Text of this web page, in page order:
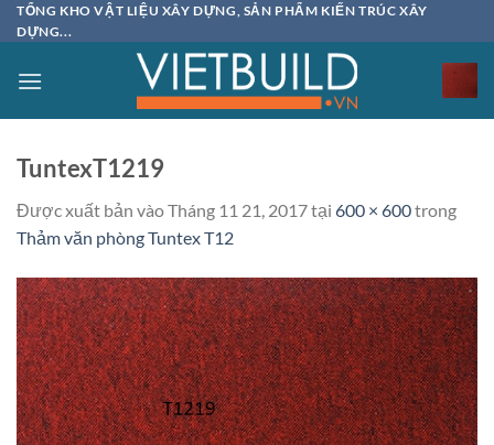
Bỏ
qua
dung
TỔNG KHO VẬT LIỆU XÂY DỰNG, SẢN PHẨM KIẾN TRÚC XÂY
DỰNG...
TuntexT1219
Được xuất bản vàoTháng 11 21, 2017tại 600 × 600trong
Thảm văn phòng Tuntex T12